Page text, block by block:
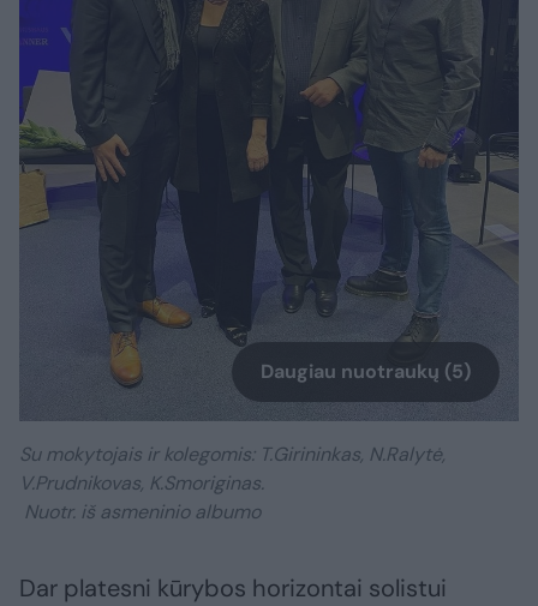
Daugiau nuotraukų (5)
Su mokytojais ir kolegomis: T.Girininkas, N.Ralytė,
V.Prudnikovas, K.Smoriginas.
Nuotr. iš asmeninio albumo
Dar platesni kūrybos horizontai solistui